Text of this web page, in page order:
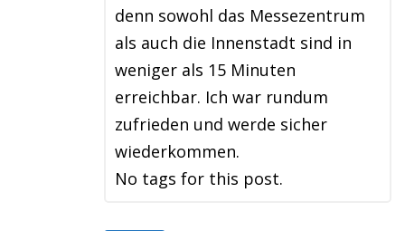
denn sowohl das Messezentrum
als auch die Innenstadt sind in
weniger als 15 Minuten
erreichbar. Ich war rundum
zufrieden und werde sicher
wiederkommen.
No tags for this post.